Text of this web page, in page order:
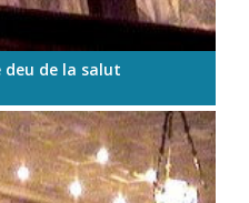
de la salut